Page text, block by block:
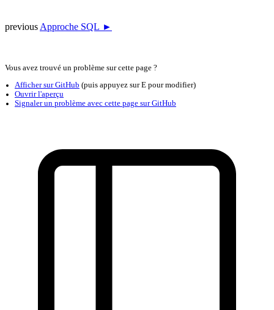
previous Approche SQL ►